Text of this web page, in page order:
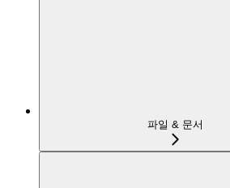
파일 & 문서